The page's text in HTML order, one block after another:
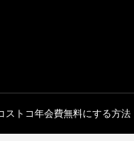
トコ年会費無料にする方法